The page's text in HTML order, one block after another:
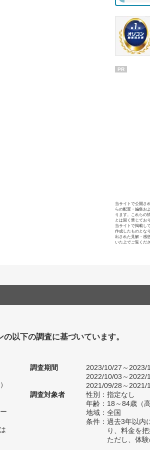
PR
当サイトで公開さ
らの配置・編集お
ります。これらの
とは固く禁じてお
当サイトで掲載し
作成したものとな
出された見解・感
いた上でご覧くださ
以下の調査に基づいています。
調査期間
2023/10/27～2023/
2022/10/03～2022/
2021/09/28～2021/
調査対象者
性別：指定なし
年齢：18～84歳（
地域：全国
条件：過去3年以内
り、料金を
ただし、体